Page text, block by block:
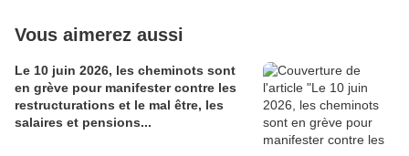
Vous aimerez aussi
Le 10 juin 2026, les cheminots sont
en grève pour manifester contre les
restructurations et le mal être, les
salaires et pensions...